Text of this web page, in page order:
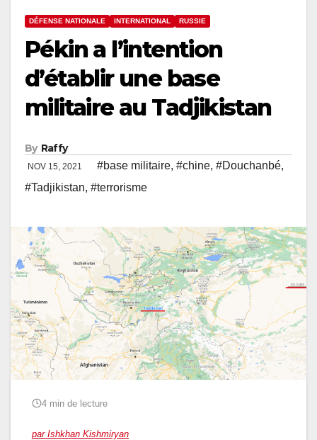
DÉFENSE NATIONALE INTERNATIONAL RUSSIE
Pékin a l’intention
d’établir une base
militaire au Tadjikistan
By Raffy
NOV 15, 2021 #base militaire, #chine, #Douchanbé,
#Tadjikistan, #terrorisme
4 min de lecture
par Ishkhan Kishmiryan